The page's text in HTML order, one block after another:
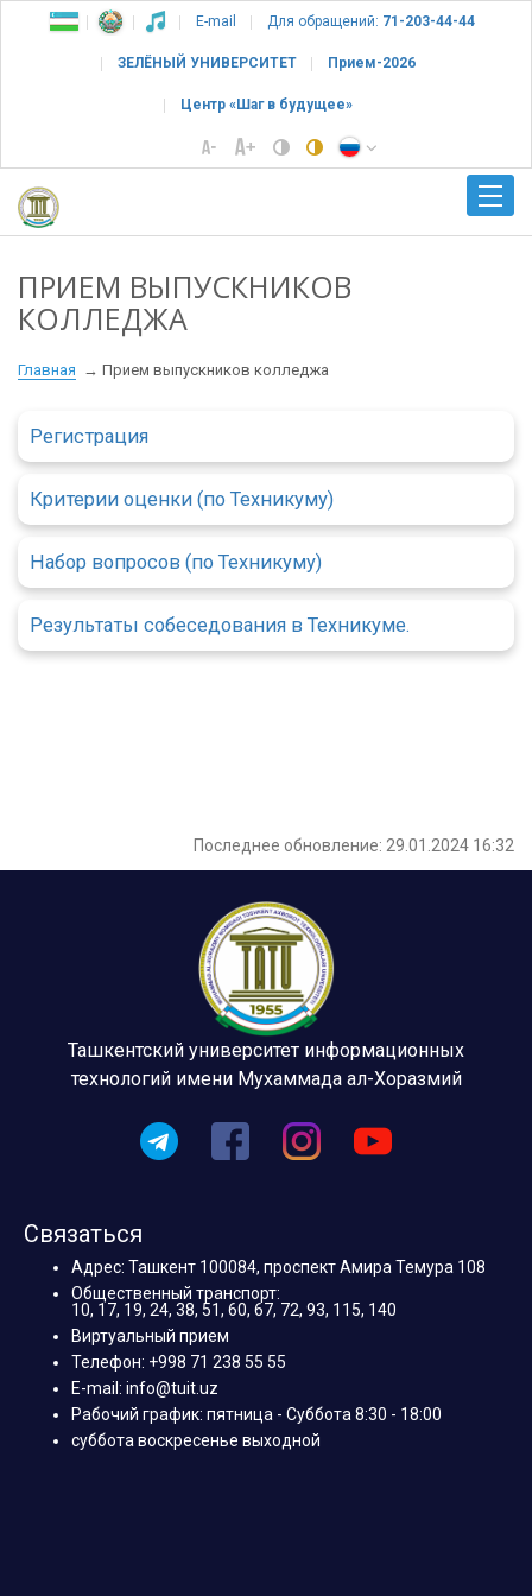
E-mail Для обращений: 71-203-44-44
ЗЕЛЁНЫЙ УНИВЕРСИТЕТ Прием-2026
Центр «Шаг в будущее»
ПРИЕМ ВЫПУСКНИКОВ
КОЛЛЕДЖА
Главная Прием выпускников колледжа
Регистрация
Критерии оценки (по Техникуму)
Набор вопросов (по Техникуму)
Результаты собеседования в Техникуме.
Последнее обновление: 29.01.2024 16:32
Ташкентский университет информационных
технологий имени Мухаммада ал-Хоразмий
Связаться
Адрес: Ташкент 100084, проспект Амира Темура 108
Общественный транспорт:
10, 17, 19, 24, 38, 51, 60, 67, 72, 93, 115, 140
Виртуальный прием
Телефон: +998 71 238 55 55
E-mail: info@tuit.uz
Рабочий график: пятница - Суббота 8:30 - 18:00
суббота воскресенье выходной